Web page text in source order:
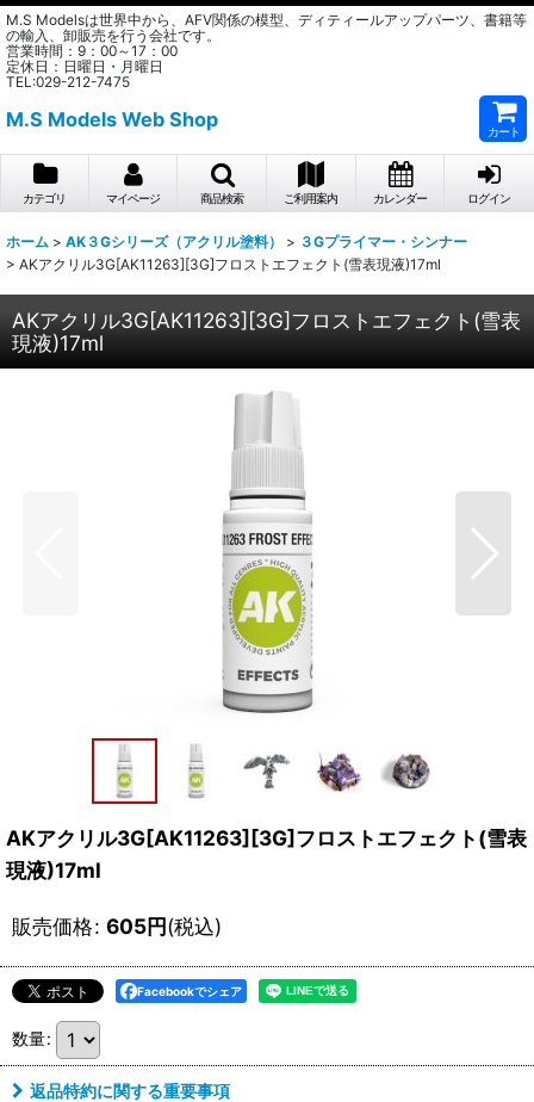
M.S Modelsは世界中から、AFV関係の模型、ディティールアップパーツ、書籍等
の輸入、卸販売を行う会社です。
営業時間：9：00～17：00
定休日：日曜日・月曜日
TEL:029-212-7475
M.S Models Web Shop
カート
カテゴリ マイページ 商品検索 ご利用案内 カレンダー ログイン
ホーム > AK３Gシリーズ（アクリル塗料） > ３Gプライマー・シンナー
> AKアクリル3G[AK11263][3G]フロストエフェクト(雪表現液)17ml
AKアクリル3G[AK11263][3G]フロストエフェクト(雪表
現液)17ml
AKアクリル3G[AK11263][3G]フロストエフェクト(雪表
現液)17ml
販売価格: 605円(税込)
Facebookでシェア
数量:
返品特約に関する重要事項